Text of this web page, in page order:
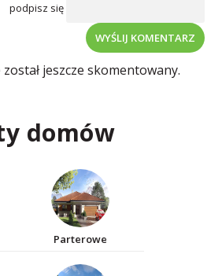
podpisz się
WYŚLIJ KOMENTARZ
jeszcze skomentowany.
domów
Parterowe